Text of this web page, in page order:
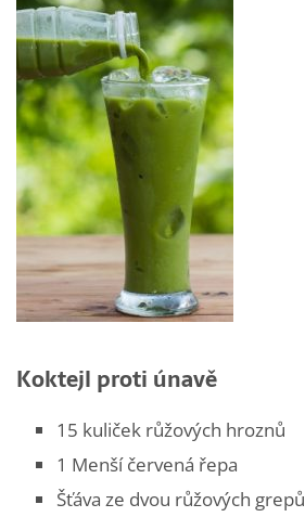
Koktejl proti únavě
15 kuliček růžových hroznů
1 Menší červená řepa
Šťáva ze dvou růžových grepů